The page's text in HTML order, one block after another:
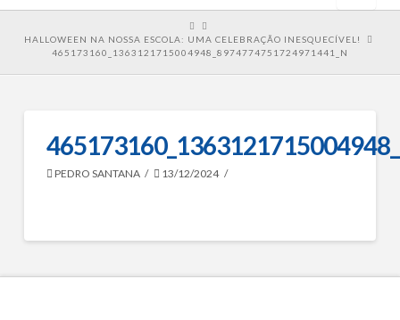
HOME
HALLOWEEN NA NOSSA ESCOLA: UMA CELEBRAÇÃO INESQUECÍVEL!
465173160_1363121715004948_8974774751724971441_N
PEDRO SANTANA 13/12/2024